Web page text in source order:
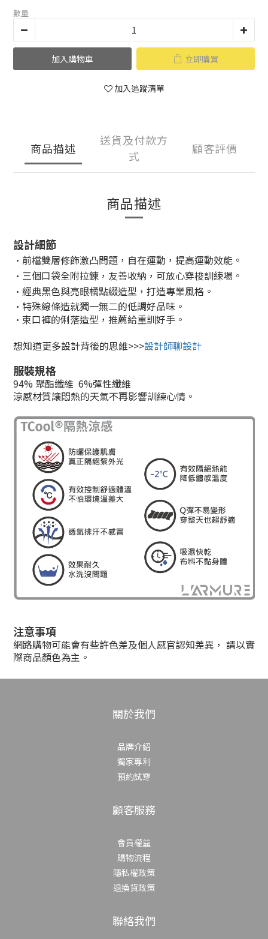
數量
加入購物車 立即購買
加入追蹤清單
商品描述
送貨及付款方
式
顧客評價
商品描述
設計細節
·前檔雙層修飾激凸問題，自在運動，提高運動效能。
·三個口袋全附拉鍊，友善收納，可放心穿梭訓練場。
·經典黑色與亮眼橘點綴造型，打造專業風格。
·特殊線條造就獨一無二的低調好品味。
·束口褲的俐落造型，推薦給重訓好手。
想知道更多設計背後的思維>>>設計師聊設計
服裝規格
94% 聚酯纖維 6%彈性纖維
涼感材質讓悶熱的天氣不再影響訓練心情。
注意事項
網路購物可能會有些許色差及個人感官認知差異， 請以實
際商品顏色為主 。
關於我們
品牌介紹
獨家專利
預約試穿
顧客服務
會員權益
購物流程
隱私權政策
退換貨政策
聯絡我們